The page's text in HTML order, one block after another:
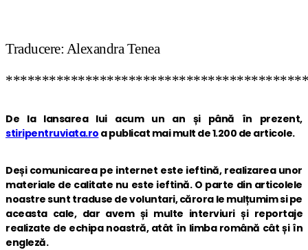
Traducere: Alexandra Tenea
De la lansarea lui acum un an și până în prezent,
stiripentruviata.ro a publicat mai mult de 1.200 de articole.
Deși comunicarea pe internet este ieftină, realizarea unor
materiale de calitate nu este ieftină. O parte din articolele
noastre sunt traduse de voluntari, cărora le mulțumim si pe
aceasta cale, dar avem și multe interviuri și reportaje
realizate de echipa noastră, atât în limba română cât și în
engleză.